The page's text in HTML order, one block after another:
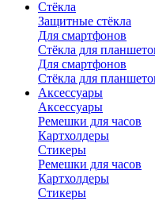
Стёкла
Защитные стёкла
Для смартфонов
Стёкла для
Для смартфонов
Стёкла для
Аксессуары
Аксессуары
Ремешки для часов
Картхолдеры
Стикеры
Ремешки для часов
Картхолдеры
Стикеры